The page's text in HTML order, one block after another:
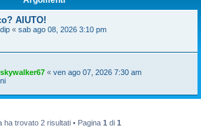
AIUTO!
dip « sab ago 08, 2026 3:10 pm
skywalker67 « ven ago 07, 2026 7:30 am
ha trovato 2 risultati • Pagina 1 di 1